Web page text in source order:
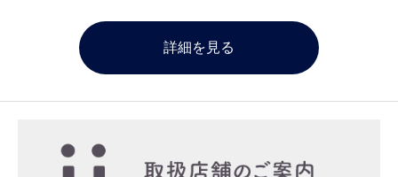
詳細を見る